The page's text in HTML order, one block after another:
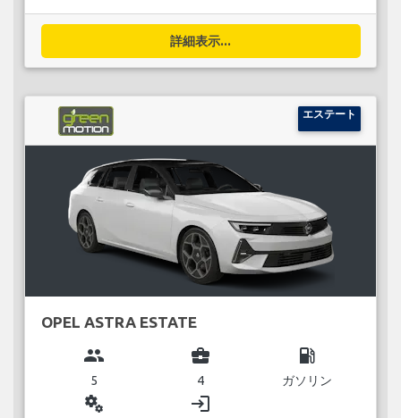
詳細表示...
エステート
OPEL ASTRA ESTATE
group
5
business_center
4
local_gas_station
ガソリン
miscellaneous_services login